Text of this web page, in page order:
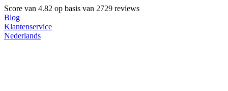
Score van 4.82 op basis van 2729 reviews
Blog
Klantenservice
Nederlands